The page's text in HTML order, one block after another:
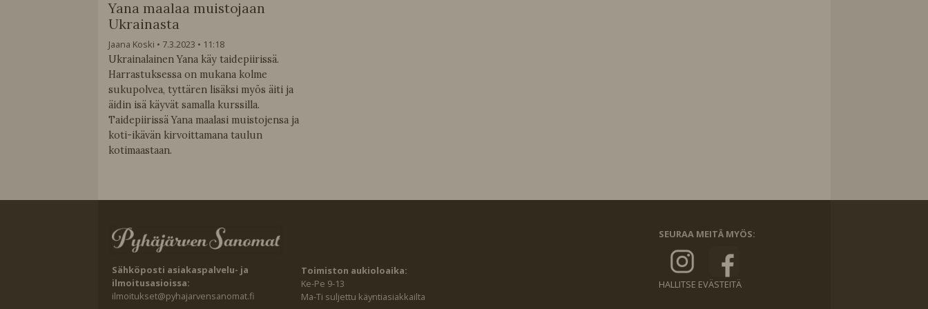
Yana maalaa muistojaan
Ukrainasta
Jaana Koski 7.3.2023
11:18
Ukrainalainen Yana käy taidepiirissä.
Harrastuksessa on mukana kolme
sukupolvea, tyttären lisäksi myös äiti ja
äidin isä käyvät samalla kurssilla.
Taidepiirissä Yana maalasi muistojensa ja
koti-ikävän kirvoittamana taulun
kotimaastaan.
Sähköposti asiakaspalvelu- ja
ilmoitusasioissa:
ilmoitukset@pyhajarvensanomat.fi
Toimiston aukioloaika:
Ke-Pe 9-13
Ma-Ti suljettu käyntiasiakkailta
SEURAA MEITÄ MYÖS:
HALLITSE EVÄSTEITÄ